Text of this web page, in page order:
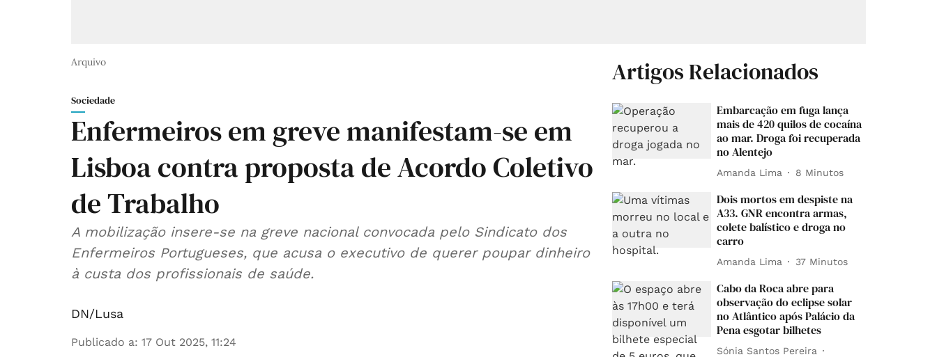
Arquivo
Sociedade
Enfermeiros em greve manifestam-se em
Lisboa contra proposta de Acordo Coletivo
de Trabalho
A mobilização insere-se na greve nacional convocada pelo Sindicato dos
Enfermeiros Portugueses, que acusa o executivo de querer poupar dinheiro
à custa dos profissionais de saúde.
DN/Lusa
Publicado a: 17 Out 2025, 11:24
Artigos Relacionados
Embarcação em fuga lança
mais de 420 quilos de cocaína
ao mar. Droga foi recuperada
no Alentejo
Amanda Lima 8 Minutos
Dois mortos em despiste na
A33. GNR encontra armas,
colete balístico e droga no
carro
Amanda Lima 37 Minutos
Cabo da Roca abre para
observação do eclipse solar
no Atlântico após Palácio da
Pena esgotar bilhetes
Sónia Santos Pereira